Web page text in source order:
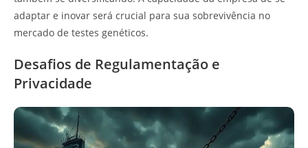
adaptar e inovar será crucial para sua sobrevivência no
mercado de testes genéticos.
Desafios de Regulamentação e
Privacidade